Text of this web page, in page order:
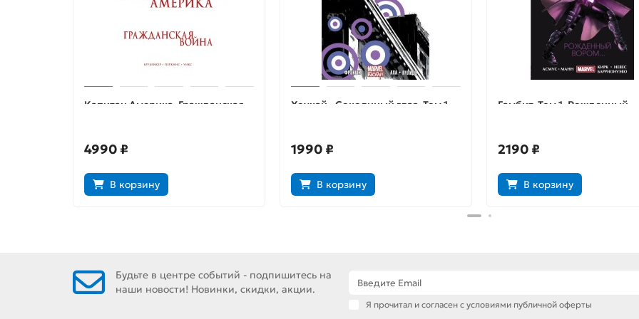
Капитан Америка. Гражданская
4990 ₽
В корзину
Хоукай - Соколиный глаз. Том 1.
1990 ₽
В корзину
Гамбит. Том 1. Рожденный
2190 ₽
В корзину
Будьте в центре событий - подпишитесь на
наши новости! Новинки, скидки, акции.
Я прочитал и согласен с условиями публичной оферты